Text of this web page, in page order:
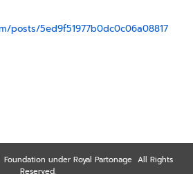
posts/5ed9f51977b0dc0c06a08817
under Royal Partonage All Rights
Reserved.